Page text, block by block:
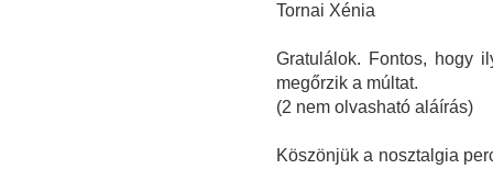
Tornai Xénia
Gratulálok. Fontos, hogy
megőrzik a múltat.
(2 nem olvasható aláírás)
Köszönjük a nosztalgia